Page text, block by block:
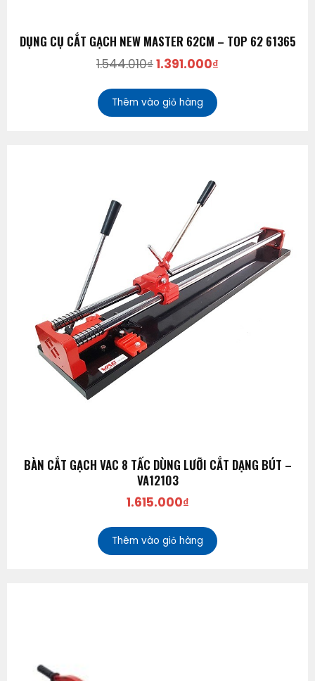
DỤNG CỤ CẮT GẠCH NEW MASTER 62CM – TOP 62 61365
1.544.010₫1.391.000₫
Thêm vào giỏ hàng
BÀN CẮT GẠCH VAC 8 TẤC DÙNG LƯỠI CẮT DẠNG BÚT –
VA12103
1.615.000₫
Thêm vào giỏ hàng